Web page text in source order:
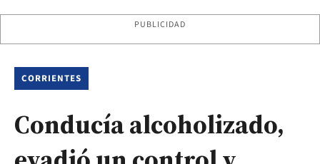
PUBLICIDAD
CORRIENTES
Conducía alcoholizado,